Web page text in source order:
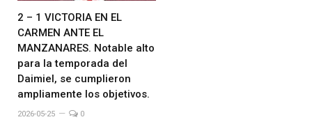
2 – 1 VICTORIA EN EL
CARMEN ANTE EL
MANZANARES. Notable alto
para la temporada del
Daimiel, se cumplieron
ampliamente los objetivos.
2026-05-25 0